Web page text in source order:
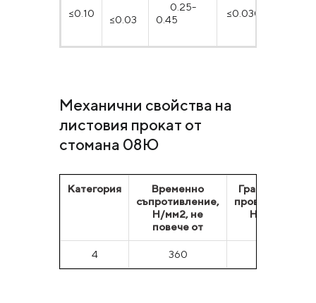
≤0.10
≤0.03
0.25-
0.45
≤0.030
Механични свойства на
листовия прокат от
стомана 08Ю
Категория
Временно
съпротивление,
Н/мм2, не
повече от
Граница на
провлачане,
Н/мм2
4 360